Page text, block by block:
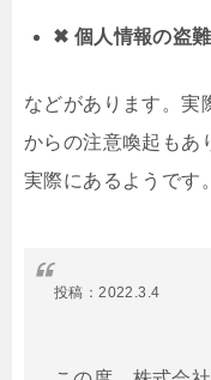
✖ 個人情報の盗難
などがあります。実
からの注意喚起もあ
実際にあるようです。
投稿：2022.3.4